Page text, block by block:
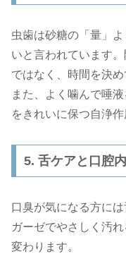
虫歯は砂糖の「量」
いと言われています
ではなく、時間を決
また、よく噛んで唾
をきれいに保つ自浄作
5. 舌ケアと口腔
口臭が気になる方に
ガーゼでやさしく汚
変わります。